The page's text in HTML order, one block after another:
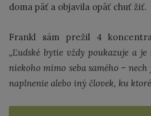
doma päť a objavila opäť chuť žiť.
Frankl sám prežil 4
„Ľudské bytie vždy poukazuje a
niekoho mimo seba samého –
naplnenie alebo iný človek, ku